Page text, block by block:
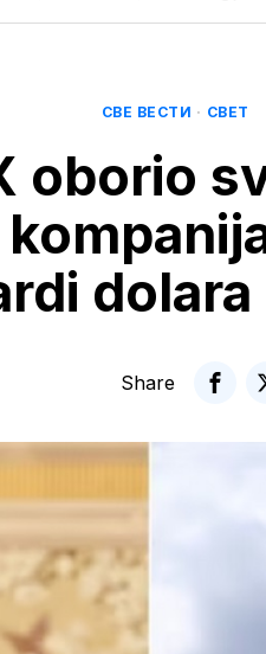
СВЕ ВЕСТИ · СВЕТ
oborio
Share